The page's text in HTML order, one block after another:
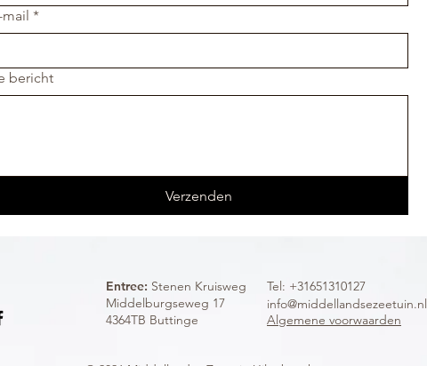
mail *
bericht
Verzenden
Entree: Stenen Kruisweg
Middelburgseweg 17
4364TB Buttinge
Tel: +31651310127
info@middellandsezeetuin.nl
Algemene voorwaarden